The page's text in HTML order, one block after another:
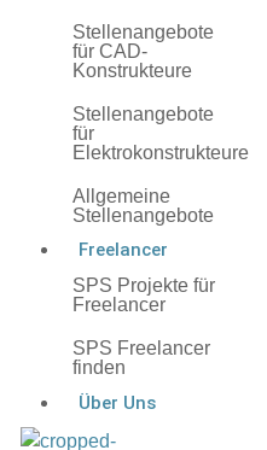
Stellenangebote
für CAD-
Konstrukteure
Stellenangebote
für
Elektrokonstrukteure
Allgemeine
Stellenangebote
Freelancer
SPS Projekte für
Freelancer
SPS Freelancer
finden
Über Uns